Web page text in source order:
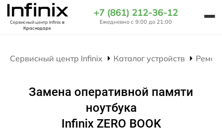
Сервисный центр Infinixв
Краснодаре
+7 (861) 212-36-12
Ежедневно с 9:00 до 21:00
Сервисный центр Infinix Каталог устройств
Замена оперативной памяти
ноутбука
Infinix ZERO BOOK